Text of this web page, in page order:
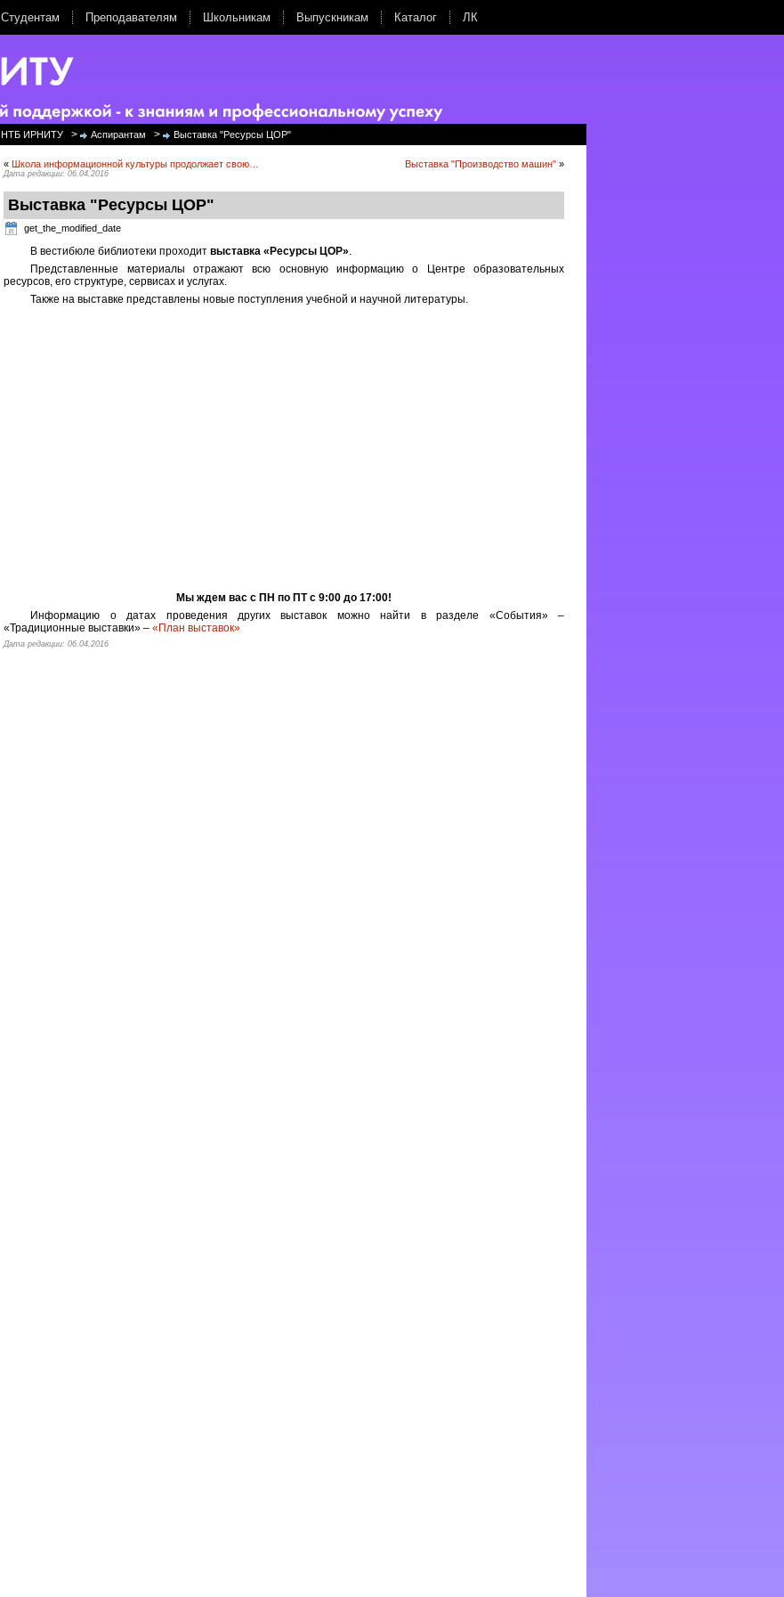
Студентам Преподавателям Школьникам Выпускникам Каталог ЛК
НТБ ИРНИТУ > Аспирантам > Выставка "Ресурсы ЦОР"
« Школа информационной культуры продолжает свою… Выставка "Производство машин" »
Дата редакции: 06.04.2016
Выставка "Ресурсы ЦОР"
get_the_modified_date
В вестибюле библиотеки проходит выставка «Ресурсы ЦОР».
Представленные материалы отражают всю основную информацию о Центре образовательных
ресурсов, его структуре, сервисах и услугах.
Также на выставке представлены новые поступления учебной и научной литературы.
Мы ждем вас с ПН по ПТ с 9:00 до 17:00!
Информацию о датах проведения других выставок можно найти в разделе «События» –
«Традиционные выставки» – «План выставок»
Дата редакции: 06.04.2016